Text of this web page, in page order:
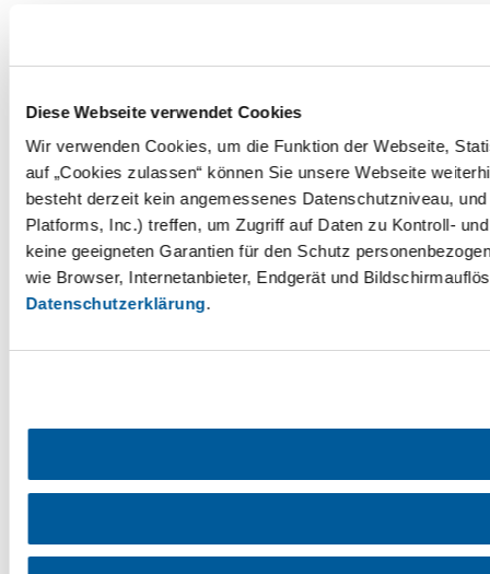
Diese Webseite verwendet Cookies
Wir verwenden Cookies, um die Funktion der Webseite,
auf „Cookies zulassen“ können Sie unsere Webseite
besteht derzeit kein angemessenes Datenschutzniveau,
Platforms, Inc.) treffen, um Zugriff auf Daten zu Kontroll-
keine geeigneten Garantien für den Schutz
wie Browser, Internetanbieter, Endgerät und
Datenschutzerklärung.